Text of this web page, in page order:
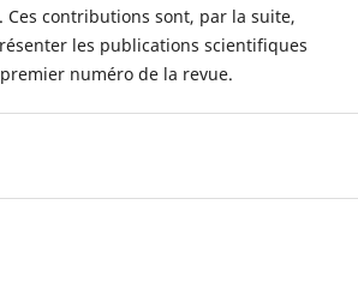
Ces contributions sont, par la suite,
les publications scientifiques
numéro de la revue.